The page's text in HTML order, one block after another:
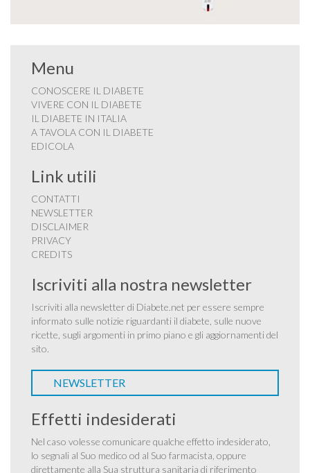
Menu
CONOSCERE IL DIABETE
VIVERE CON IL DIABETE
IL DIABETE IN ITALIA
A TAVOLA CON IL DIABETE
EDICOLA
Link utili
CONTATTI
NEWSLETTER
DISCLAIMER
PRIVACY
CREDITS
Iscriviti alla nostra newsletter
Iscriviti alla newsletter di Diabete.net per essere sempre
informato sulle notizie riguardanti il diabete, sulle nuove
ricette, sugli argomenti in primo piano e gli aggiornamenti del
sito.
NEWSLETTER
Effetti indesiderati
Nel caso volesse comunicare qualche effetto indesiderato,
lo segnali al Suo medico od al Suo farmacista, oppure
direttamente alla Sua struttura sanitaria di riferimento